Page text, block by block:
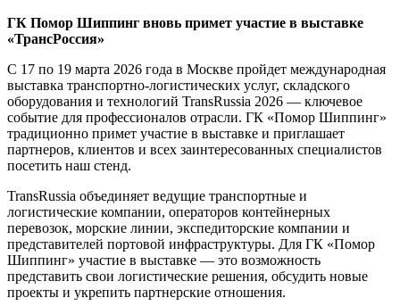
ГК Помор Шиппинг вновь примет участие в выставке
«ТрансРоссия»
С 17 по 19 марта 2026 года в Москве пройдет международная
выставка транспортно-логистических услуг, складского
оборудования и технологий TransRussia 2026 — ключевое
событие для профессионалов отрасли. ГК «Помор Шиппинг»
традиционно примет участие в выставке и приглашает
партнеров, клиентов и всех заинтересованных специалистов
посетить наш стенд.
TransRussia объединяет ведущие транспортные и
логистические компании, операторов контейнерных
перевозок, морские линии, экспедиторские компании и
представителей портовой инфраструктуры. Для ГК «Помор
Шиппинг» участие в выставке — это возможность
представить свои логистические решения, обсудить новые
проекты и укрепить партнерские отношения.